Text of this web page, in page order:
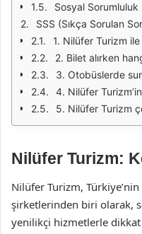
Sosyal Sorumluluk
SSS (Sıkça Sorulan
1. Nilüfer Turizm ile hangi
2. Bilet alırken
3. Otobüslerde
4. Nilüfer Turizm’in
5. Nilüfer Turizm
Nilüfer Turizm:
Nilüfer Turizm,
şirketlerinden biri olarak,
yenilikçi hizmetlerle dikkat